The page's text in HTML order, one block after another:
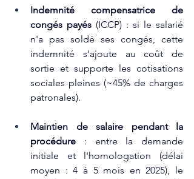
Indemnité compensatrice de
congés payés (ICCP) : si le salarié
n'a pas soldé ses congés, cette
indemnité s'ajoute au coût de
sortie et supporte les cotisations
sociales pleines (~45% de charges
patronales).​
Maintien de salaire pendant la
procédure : entre la demande
initiale et l'homologation (délai
moyen : 4 à 5 mois en 2025), le